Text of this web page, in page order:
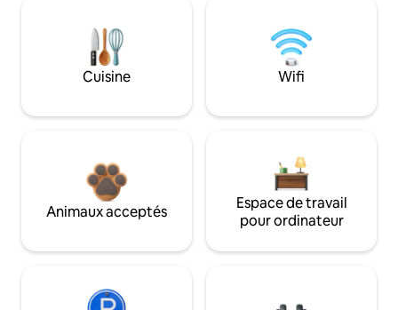
Cuisine Wifi
Animaux acceptés
Espace de travail
pour ordinateur